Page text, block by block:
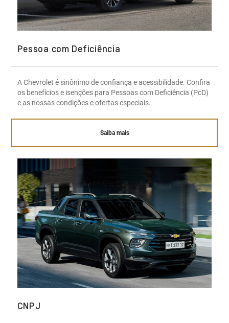
Pessoa com Deficiência
A Chevrolet é sinônimo de confiança e acessibilidade. Confira
os benefícios e isenções para Pessoas com Deficiência (PcD)
e as nossas condições e ofertas especiais.
Saiba mais
CNPJ